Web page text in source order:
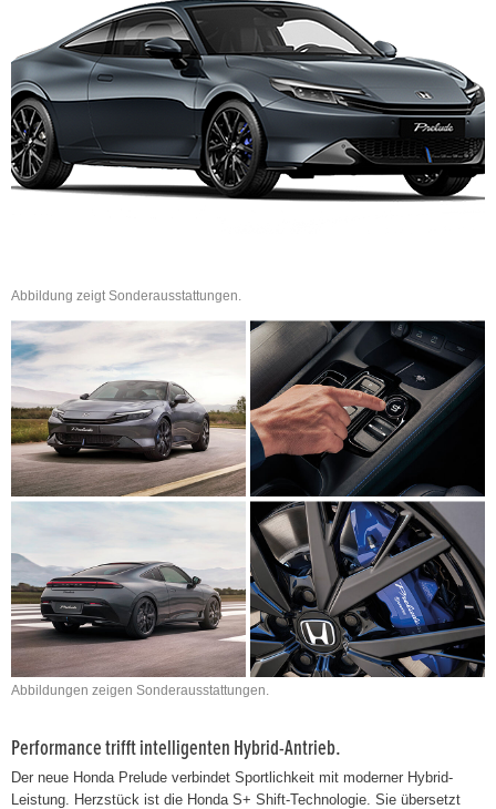
Abbildung zeigt Sonderausstattungen.
Abbildungen zeigen Sonderausstattungen.
Performance trifft intelligenten Hybrid-Antrieb.
Der neue Honda Prelude verbindet Sportlichkeit mit moderner Hybrid-
Leistung. Herzstück ist die Honda S+ Shift-Technologie. Sie übersetzt